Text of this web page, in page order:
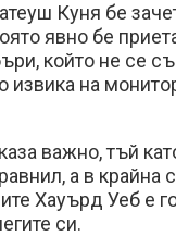
Куня бе
явно бе
който не се
извика на
важно, тъй
а в крайна
Хауърд Уеб е
си.